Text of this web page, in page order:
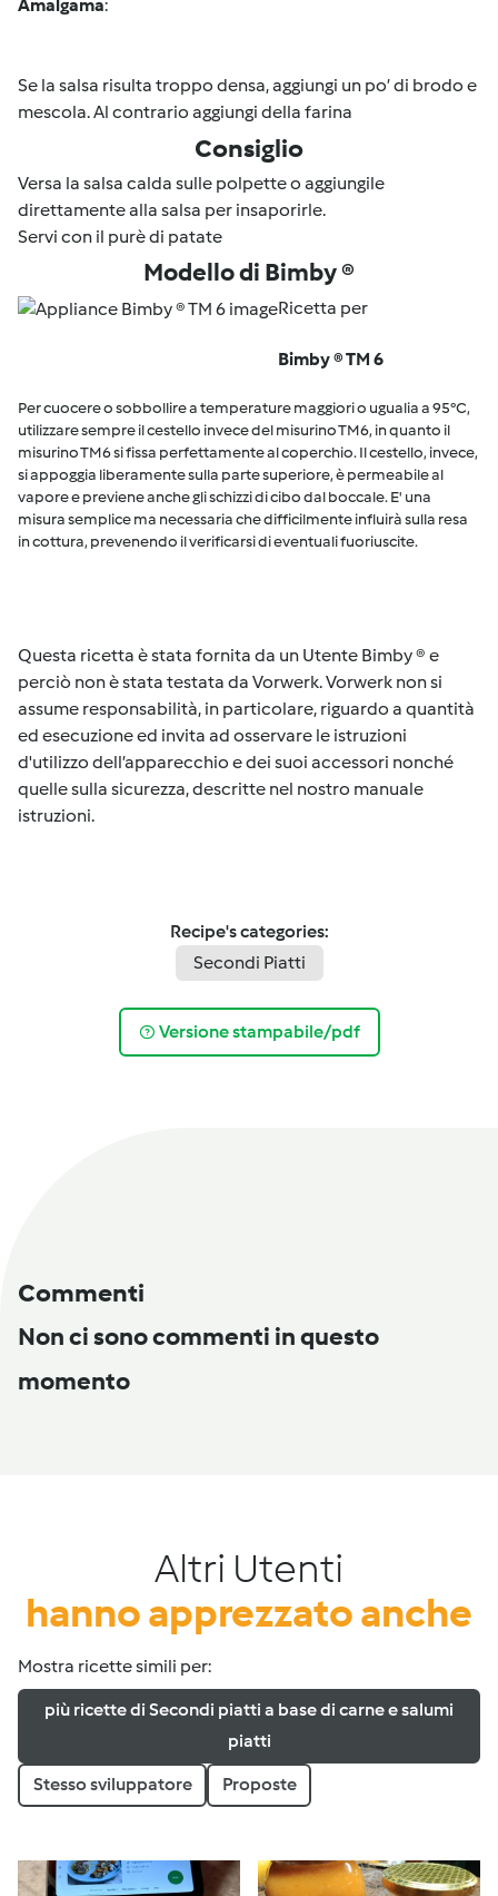
Amalgama:
Se la salsa risulta troppo densa, aggiungi un po’ di brodo e
mescola. Al contrario aggiungi della farina
Consiglio
Versa la salsa calda sulle polpette o aggiungile
direttamente alla salsa per insaporirle.
Servi con il purè di patate
Modello di Bimby ®
Ricetta per
Bimby ® TM 6
Per cuocere o sobbollire a temperature maggiori o ugualia a 95°C,
utilizzare sempre il cestello invece del misurino TM6, in quanto il
misurino TM6 si fissa perfettamente al coperchio. Il cestello, invece,
si appoggia liberamente sulla parte superiore, è permeabile al
vapore e previene anche gli schizzi di cibo dal boccale. E' una
misura semplice ma necessaria che difficilmente influirà sulla resa
in cottura, prevenendo il verificarsi di eventuali fuoriuscite.
Questa ricetta è stata fornita da un Utente Bimby ® e
perciò non è stata testata da Vorwerk. Vorwerk non si
assume responsabilità, in particolare, riguardo a quantità
ed esecuzione ed invita ad osservare le istruzioni
d'utilizzo dell’apparecchio e dei suoi accessori nonché
quelle sulla sicurezza, descritte nel nostro manuale
istruzioni.
Recipe's categories:
Secondi Piatti
Versione stampabile/pdf
Commenti
Non ci sono commenti in questo
momento
Altri Utenti
hanno apprezzato anche
Mostra ricette simili per:
più ricette di Secondi piatti a base di carne e salumi
piatti
Stesso sviluppatore Proposte